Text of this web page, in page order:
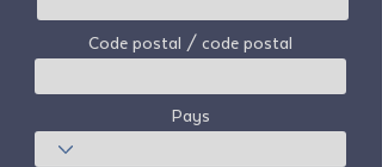
Code postal / code postal
Pays